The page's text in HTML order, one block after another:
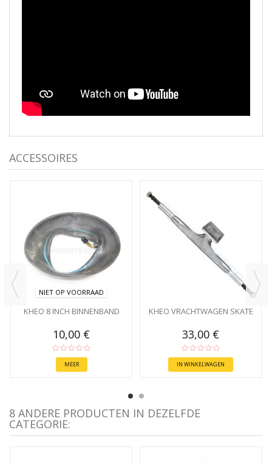
ACCESSOIRES
NIET OP VOORRAAD
KHEO 8 INCH BINNENBAND
10,00 €
MEER
KHEO VRACHTWAGEN SKATE
33,00 €
IN WINKELWAGEN
8 ANDERE PRODUCTEN IN DEZELFDE
CATEGORIE: